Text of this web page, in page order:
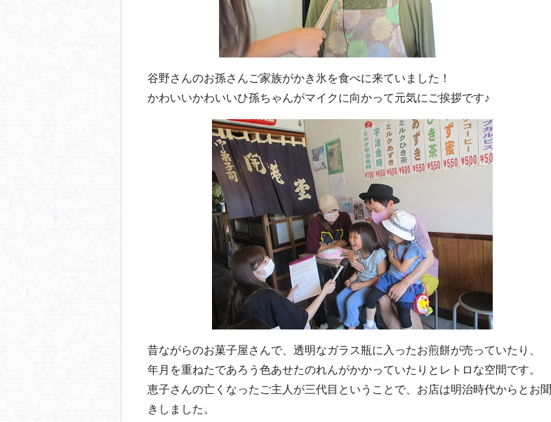
谷野さんのお孫さんご家族がかき氷を食べに来ていました！
かわいいかわいいひ孫ちゃんがマイクに向かって元気にご挨拶です♪
昔ながらのお菓子屋さんで、透明なガラス瓶に入ったお煎餅が売っていたり、
年月を重ねたであろう色あせたのれんがかかっていたりとレトロな空間です。
恵子さんの亡くなったご主人が三代目ということで、お店は明治時代からとお聞
きしました。